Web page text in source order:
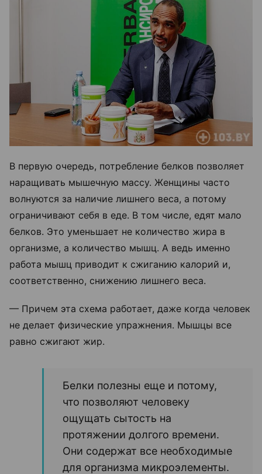
В первую очередь, потребление белков позволяет
наращивать мышечную массу. Женщины часто
волнуются за наличие лишнего веса, а потому
ограничивают себя в еде. В том числе, едят мало
белков. Это уменьшает не количество жира в
организме, а количество мышц. А ведь именно
работа мышц приводит к сжиганию калорий и,
соответственно, снижению лишнего веса.
— Причем эта схема работает, даже когда человек
не делает физические упражнения. Мышцы все
равно сжигают жир.
Белки полезны еще и потому,
что позволяют человеку
ощущать сытость на
протяжении долгого времени.
Они содержат все необходимые
для организма микроэлементы.